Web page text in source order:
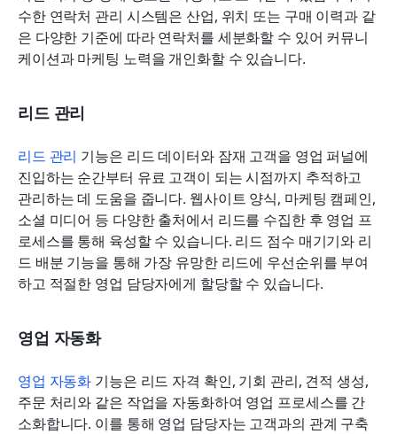
수한 연락처 관리 시스템은 산업, 위치 또는 구매 이력과 같
은 다양한 기준에 따라 연락처를 세분화할 수 있어 커뮤니
케이션과 마케팅 노력을 개인화할 수 있습니다.
리드 관리
리드 관리 기능은 리드 데이터와 잠재 고객을 영업 퍼널에
진입하는 순간부터 유료 고객이 되는 시점까지 추적하고
관리하는 데 도움을 줍니다. 웹사이트 양식, 마케팅 캠페인,
소셜 미디어 등 다양한 출처에서 리드를 수집한 후 영업 프
로세스를 통해 육성할 수 있습니다. 리드 점수 매기기와 리
드 배분 기능을 통해 가장 유망한 리드에 우선순위를 부여
하고 적절한 영업 담당자에게 할당할 수 있습니다.
영업 자동화
영업 자동화 기능은 리드 자격 확인, 기회 관리, 견적 생성,
주문 처리와 같은 작업을 자동화하여 영업 프로세스를 간
소화합니다. 이를 통해 영업 담당자는 고객과의 관계 구축